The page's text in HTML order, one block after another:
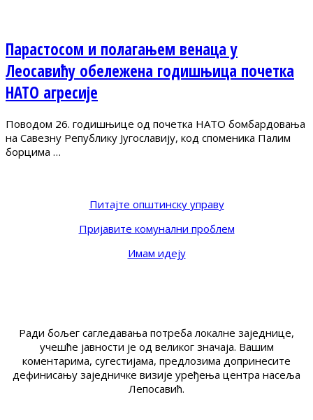
Парастосом и полагањем венаца у
Леосавићу обележена годишњица почетка
НАТО агресије
Поводом 26. годишњице од почетка НАТО бомбардовања
на Савезну Републику Југославију, код споменика Палим
борцима …
Питајте општинску управу
Пријавите комунални проблем
Имам идеју
Ради бољег сагледавања потреба локалне заједнице,
учешће јавности је од великог значаја. Вашим
коментарима, сугестијама, предлозима допринесите
дефинисању заједничке визије уређења центра насеља
Лепосавић.